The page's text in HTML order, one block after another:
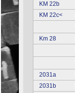
KM 22b
KM 22c<
Km 28
2031a
2031b